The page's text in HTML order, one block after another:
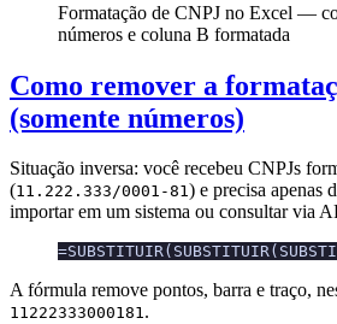
Formatação de CNPJ no Excel —
números e coluna B formatada
Como remover a
(somente números)
Situação inversa: você recebeu CNPJs
(11.222.333/0001-81) e precisa apenas
importar em um sistema ou consultar via
A fórmula remove pontos, barra e traço,
11222333000181.